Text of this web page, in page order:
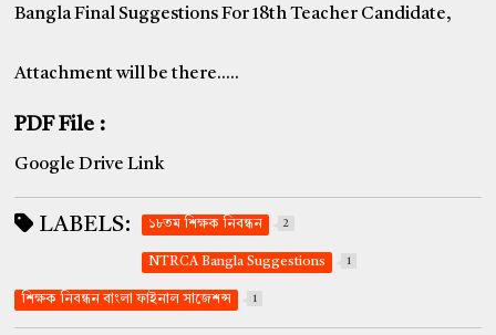
Bangla Final Suggestions For 18th Teacher Candidate,
Attachment will be there.....
PDF File :
Google Drive Link
LABELS: ১৮তম শিক্ষক নিবন্ধন 2
NTRCA Bangla Suggestions 1
শিক্ষক নিবন্ধন বাংলা ফাইনাল সাজেশন্স 1